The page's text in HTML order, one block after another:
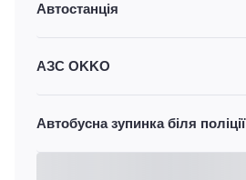
Автостанція
АЗС OKKO
Автобусна зупинка біля поліції